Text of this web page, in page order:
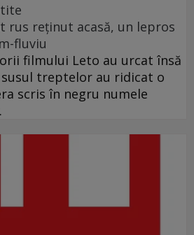
rus reţinut acasă, un lepros
fluviu
filmului Leto au urcat însă
treptelor au ridicat o
scris în negru numele